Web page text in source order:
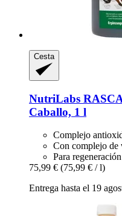
Cesta
NutriLabs
Caballo, 1 l
Complejo
Con complejo de
Para
75,99 € (75,99 € / l)
Entrega hasta el 19